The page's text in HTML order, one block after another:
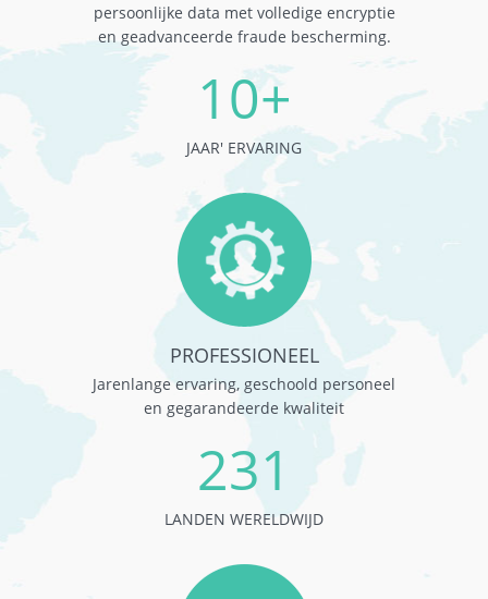
persoonlijke data met volledige encryptie
en geadvanceerde fraude bescherming.
10+
JAAR' ERVARING
PROFESSIONEEL
Jarenlange ervaring, geschoold personeel
en gegarandeerde kwaliteit
231
LANDEN WERELDWIJD